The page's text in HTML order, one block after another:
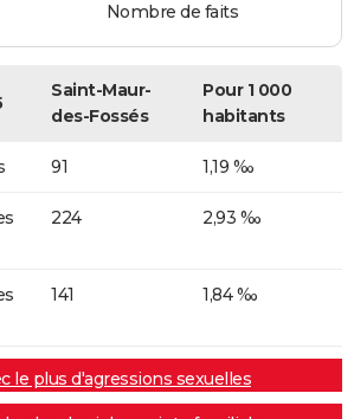
Nombre de faits
Saint-Maur-
des-Fossés
Pour 1 000
habitants
91 1,19 ‰
224 2,93 ‰
141 1,84 ‰
le plus d'agressions sexuelles